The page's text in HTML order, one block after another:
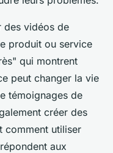
des vidéos de
produit ou service
qui montrent
peut changer la vie
témoignages de
créer des
comment utiliser
aux